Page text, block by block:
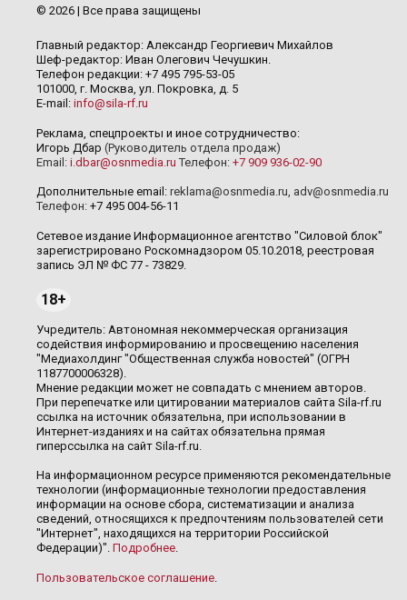
© 2026 | Все права защищены
Главный редактор: Александр Георгиевич Михайлов
Шеф-редактор: Иван Олегович Чечушкин.
Телефон редакции: +7 495 795-53-05
101000, г. Москва, ул. Покровка, д. 5
E-mail: info@sila-rf.ru
Реклама, спецпроекты и иное сотрудничество:
Игорь Дбар (Руководитель отдела продаж)
Email: i.dbar@osnmedia.ru Телефон: +7 909 936-02-90
Дополнительные email: reklama@osnmedia.ru, adv@osnmedia.ru
Телефон: +7 495 004-56-11
Сетевое издание Информационное агентство "Силовой блок"
зарегистрировано Роскомнадзором 05.10.2018, реестровая
запись ЭЛ № ФС 77 - 73829.
18+
Учредитель: Автономная некоммерческая организация
содействия информированию и просвещению населения
"Медиахолдинг "Общественная служба новостей" (ОГРН
1187700006328).
Мнение редакции может не совпадать с мнением авторов.
При перепечатке или цитировании материалов сайта Sila-rf.ru
ссылка на источник обязательна, при использовании в
Интернет-изданиях и на сайтах обязательна прямая
гиперссылка на сайт Sila-rf.ru.
На информационном ресурсе применяются рекомендательные
технологии (информационные технологии предоставления
информации на основе сбора, систематизации и анализа
сведений, относящихся к предпочтениям пользователей сети
"Интернет", находящихся на территории Российской
Федерации)". Подробнее.
Пользовательское соглашение.